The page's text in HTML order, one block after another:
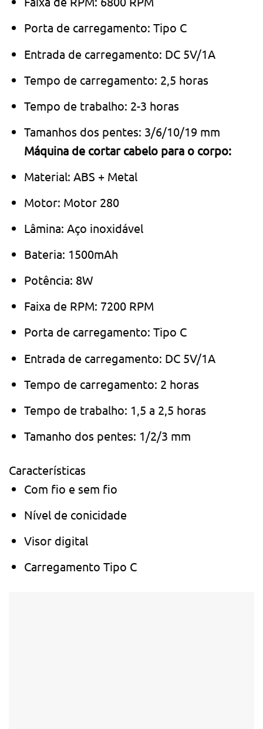
Porta de carregamento: Tipo C
Entrada de carregamento: DC 5V/1A
Tempo de carregamento: 2,5 horas
Tempo de trabalho: 2-3 horas
Tamanhos dos pentes: 3/6/10/19 mm
Máquina de cortar cabelo para o corpo:
Material: ABS + Metal
Motor: Motor 280
Lâmina: Aço inoxidável
Bateria: 1500mAh
Potência: 8W
Faixa de RPM: 7200 RPM
Porta de carregamento: Tipo C
Entrada de carregamento: DC 5V/1A
Tempo de carregamento: 2 horas
Tempo de trabalho: 1,5 a 2,5 horas
Tamanho dos pentes: 1/2/3 mm
Características
Com fio e sem fio
Nível de conicidade
Visor digital
Carregamento Tipo C